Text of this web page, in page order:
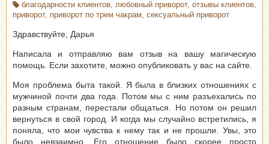
благодарности клиентов, любовный приворот, отзывы клиентов,
приворот, приворот по трем чакрам, сексуальный приворот
Здравствуйте, Дарья
Написала и отправляю вам отзыв на вашу магическую
помощь. Если захотите, можно опубликовать у вас на сайте.
Моя проблема быта такой. Я была в близких отношениях с
мужчиной почти два года. Потом мы с ним разъехались по
разным странам, перестали общаться. Но потом он решил
вернуться в свой город. И когда мы случайно встретились, я
поняла, что мои чувства к нему так и не прошли. Увы, это
было невзаимно. Его отношение было скорее просто